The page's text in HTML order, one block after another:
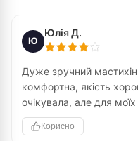
Ю
Юлія Д.
Дуже зручний
комфортна, якість
очікувала, але для
Корисно